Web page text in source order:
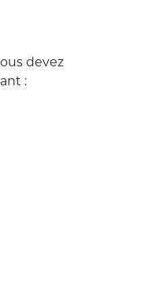
devez
: